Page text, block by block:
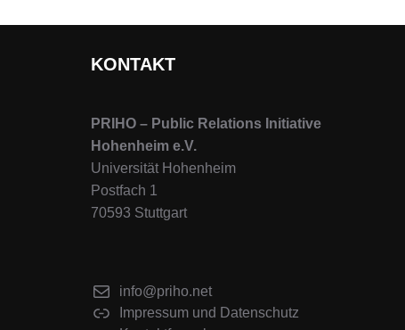
KONTAKT
PRIHO – Public Relations Initiative
Hohenheim e.V.
Universität Hohenheim
Postfach 1
70593 Stuttgart
info@priho.net
Impressum und Datenschutz